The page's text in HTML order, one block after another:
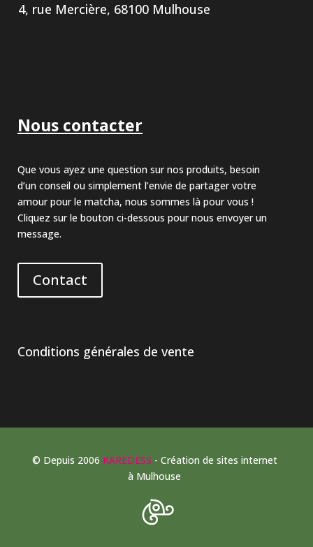
4, rue Mercière, 68100 Mulhouse
Nous contacter
Que vous ayez une question sur nos produits, besoin
d’un conseil ou simplement l’envie de partager votre
amour pour le matcha, nous sommes là pour vous !
Cliquez sur le bouton ci-dessous pour nous envoyer un
message.
Contact
Conditions générales de vente
© Depuis 2006 KAREDESS - Création de sites internet
à Mulhouse